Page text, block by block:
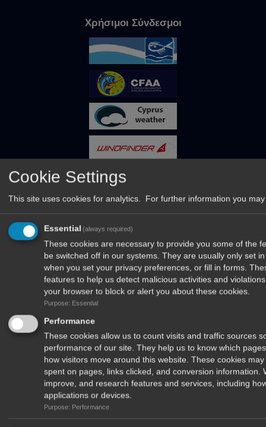
Χρήσιμοι Σύνδεσμοι
Δέχομαι να λαμβάνω newsletters από το περιοδικό Το Ψάρεμα και
τα μυστικά του
Στείλτε μας μήνυμα
Cookie Settings
This site uses cookies for analytics. For further information you
Essential (always required)
These cookies are necessary to provide you some of the
be switched off in our systems. They are usually only set
when you set your privacy preferences, or fill in forms.
features to help us detect malicious activities and
your browser to block or alert you about these cookies.
Purpose: Essential
Performance
These cookies allow us to count visits and traffic sources
performance of our site. They help us to know which
how visitors move around this website. These cookies
spent on pages, links clicked, and conversion
improve, and research features and services, including
applications or devices.
Purpose: Performance